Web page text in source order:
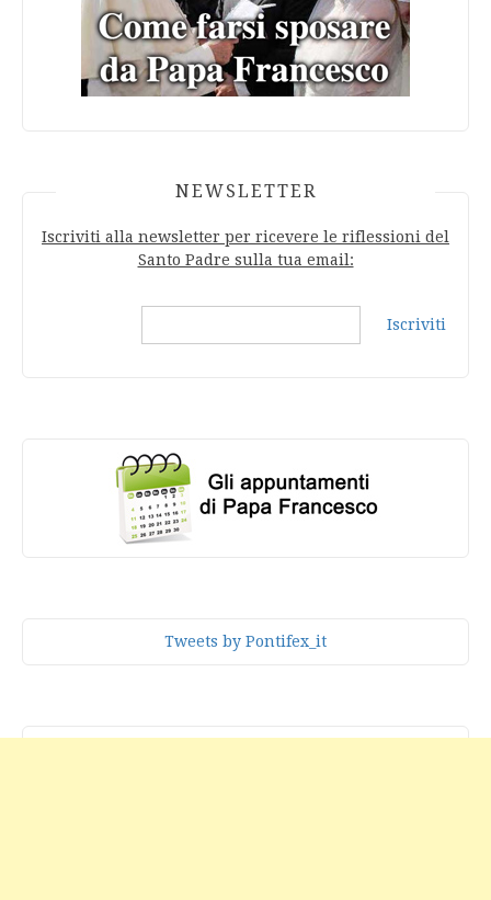
NEWSLETTER
Iscriviti alla newsletter per ricevere le riflessioni del
Santo Padre sulla tua email:
Iscriviti
Tweets by Pontifex_it